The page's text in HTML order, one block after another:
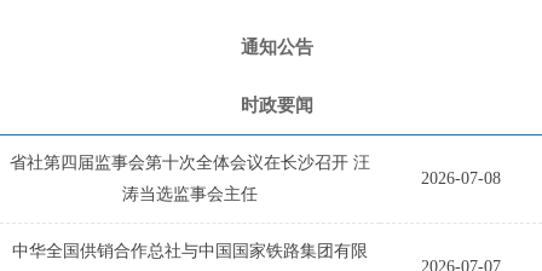
通知公告
时政要闻
省社第四届监事会第十次全体会议在长沙召开 汪
涛当选监事会主任
2026-07-08
中华全国供销合作总社与中国国家铁路集团有限
2026-07-07